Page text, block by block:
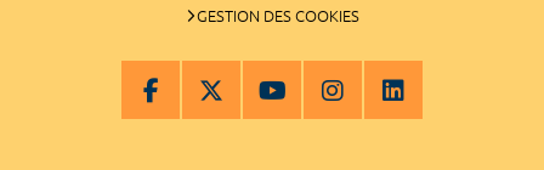
GESTION DES COOKIES